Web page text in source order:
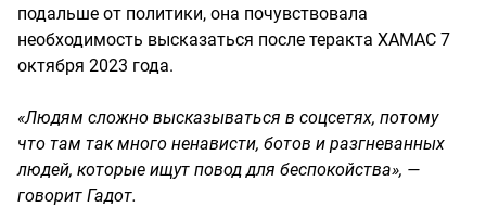
подальше от политики, она почувствовала
необходимость высказаться после теракта ХАМАС 7
октября 2023 года.
«Людям сложно высказываться в соцсетях, потому
что там так много ненависти, ботов и разгневанных
людей, которые ищут повод для беспокойства», —
говорит Гадот.